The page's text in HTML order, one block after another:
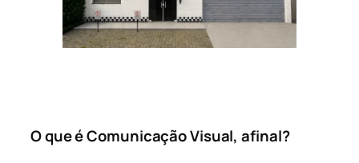
O que é Comunicação Visual, afinal?